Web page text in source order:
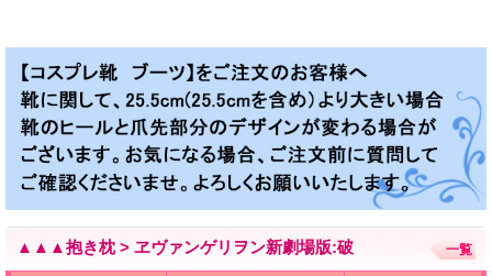
▲▲▲抱き枕 > ヱヴァンゲリヲン新劇場版:破 一覧